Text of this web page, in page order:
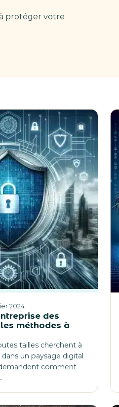
protéger votre
2024
des
méthodes à
tailles cherchent à
un paysage digital
comment